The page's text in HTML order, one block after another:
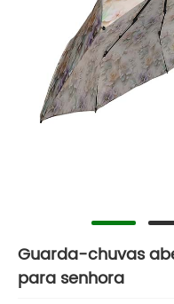
Guarda-chuvas
para senhora